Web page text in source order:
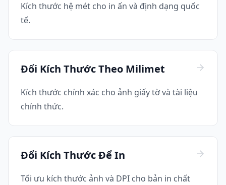
Kích thước hệ mét cho in ấn và định dạng quốc
tế.
Đổi Kích Thước Theo Milimet
Kích thước chính xác cho ảnh giấy tờ và tài liệu
chính thức.
Đổi Kích Thước Để In
Tối ưu kích thước ảnh và DPI cho bản in chất